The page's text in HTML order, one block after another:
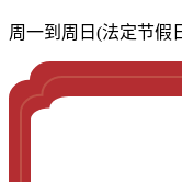
周一到周日(法定节假